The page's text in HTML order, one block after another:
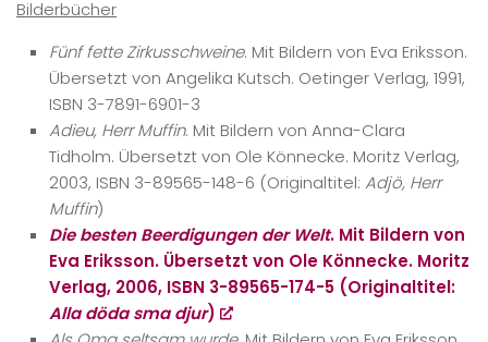
Bilderbücher
Fünf fette Zirkusschweine. Mit Bildern von Eva Eriksson.
Übersetzt von Angelika Kutsch. Oetinger Verlag, 1991,
ISBN 3-7891-6901-3
Adieu, Herr Muffin. Mit Bildern von Anna-Clara
Tidholm. Übersetzt von Ole Könnecke. Moritz Verlag,
2003, ISBN 3-89565-148-6 (Originaltitel: Adjö, Herr
Muffin)
Die besten Beerdigungen der Welt. Mit Bildern von
Eva Eriksson. Übersetzt von Ole Könnecke. Moritz
Verlag, 2006, ISBN 3-89565-174-5 (Originaltitel:
Alla döda sma djur)